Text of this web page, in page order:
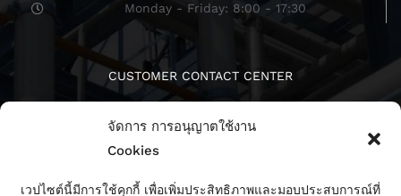
จัดการ การอนุญาตใช้งาน
Cookies
เวปไซต์นี้มีการใช้คุกกี้ เพื่อเพิ่มประสิทธิภาพและมอบประสบการณ์ที่
Monday - Friday: 8:00 - 17:30
CUSTOMER CONTACT CENTER